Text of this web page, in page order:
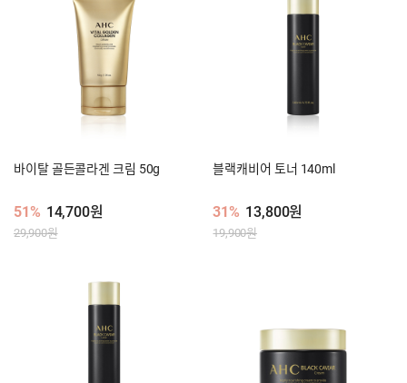
바이탈 골든콜라겐 크림 50g
51% 14,700원
29,900원
블랙캐비어 토너 140ml
31% 13,800원
19,900원